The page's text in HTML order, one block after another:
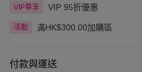
VIP尊享 VIP 95折優惠
活動 滿HK$300.00加購區
付款與運送